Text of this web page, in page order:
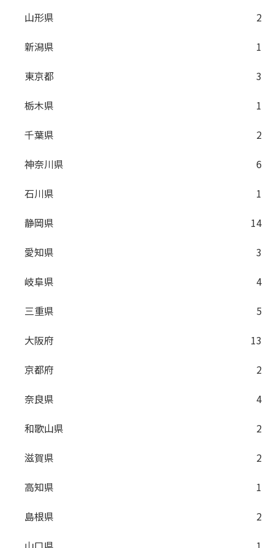
山形県
2
新潟県
1
東京都
3
栃木県
1
千葉県
2
神奈川県
6
石川県
1
静岡県
14
愛知県
3
岐阜県
4
三重県
5
大阪府
13
京都府
2
奈良県
4
和歌山県
2
滋賀県
2
高知県
1
島根県
2